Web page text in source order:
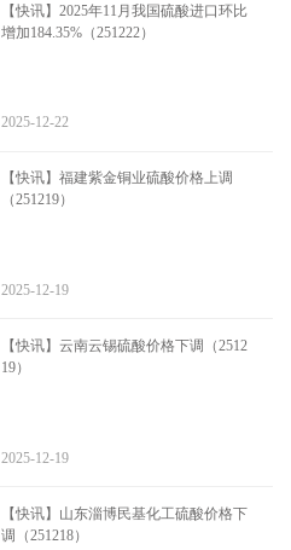
【快讯】2025年11月我国硫酸进口环比
增加184.35%（251222）
2025-12-22
【快讯】福建紫金铜业硫酸价格上调
（251219）
2025-12-19
【快讯】云南云锡硫酸价格下调（2512
19）
2025-12-19
【快讯】山东淄博民基化工硫酸价格下
调（251218）